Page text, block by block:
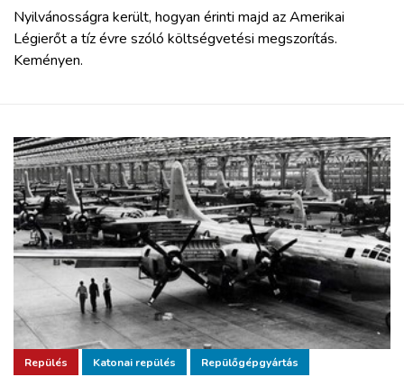
Nyilvánosságra került, hogyan érinti majd az Amerikai
Légierőt a tíz évre szóló költségvetési megszorítás.
Keményen.
Repülés Katonai repülés Repülőgépgyártás